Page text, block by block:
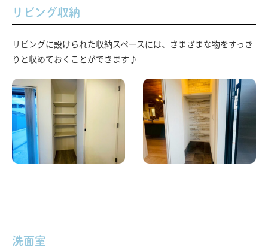
リビング収納
リビングに設けられた収納スペースには、さまざまな物をすっき
りと収めておくことができます♪
洗面室